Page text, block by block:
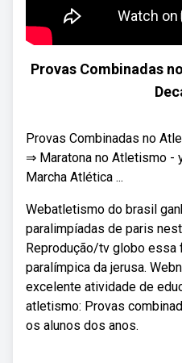
Provas Combinadas
Provas Combinadas no
⇒ Maratona no Atletismo -
Marcha Atlética ...
Webatletismo do brasil
paralimpíadas de paris
Reprodução/tv globo essa
paralímpica da jerusa.
excelente atividade de
atletismo: Provas
os alunos dos anos.